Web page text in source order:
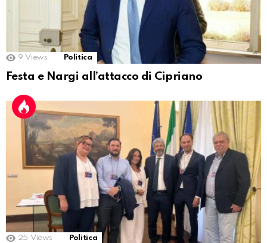
9 Views Politica
Festa e Nargi all’attacco di Cipriano
25 Views Politica